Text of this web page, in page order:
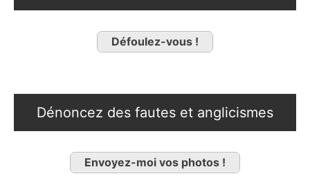
Défoulez-vous !
Dénoncez des fautes et anglicismes
Envoyez-moi vos photos !